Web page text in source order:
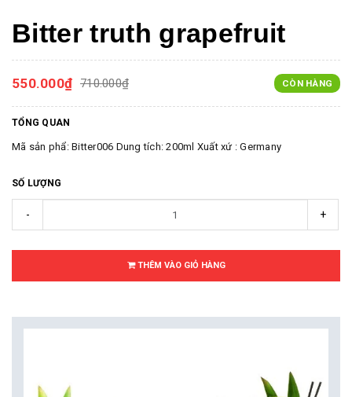
Bitter truth grapefruit
550.000₫ 710.000₫ CÒN HÀNG
TỔNG QUAN
Mã sản phẩ: Bitter006 Dung tích: 200ml Xuất xứ : Germany
SỐ LƯỢNG
- +
THÊM VÀO GIỎ HÀNG